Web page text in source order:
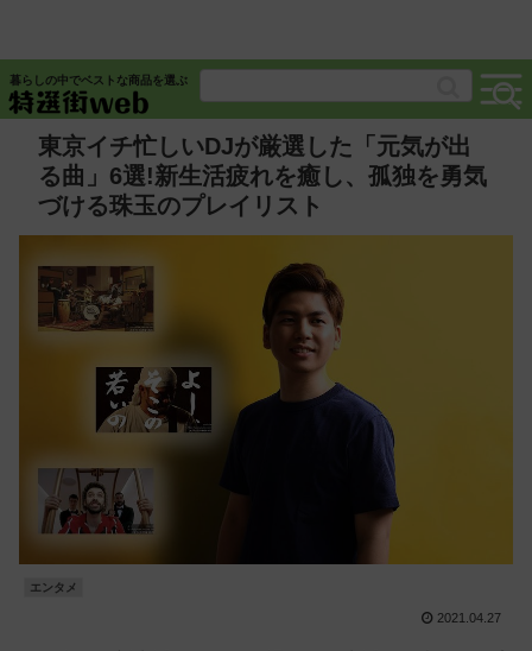
暮らしの中でベストな商品を選ぶ
東京イチ忙しいDJが厳選した「元気が出
る曲」6選!新生活疲れを癒し、孤独を勇気
づける珠玉のプレイリスト
エンタメ
2021.04.27